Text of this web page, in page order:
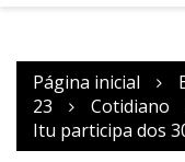
Página inicial
23
Cotidiano
Itu participa dos